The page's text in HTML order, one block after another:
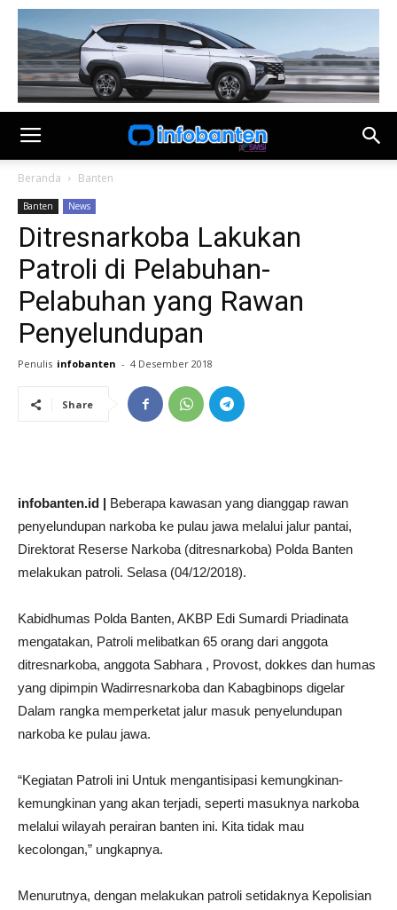
Beranda Banten
Banten News
Ditresnarkoba Lakukan
Patroli di Pelabuhan-
Pelabuhan yang Rawan
Penyelundupan
Penulis infobanten - 4 Desember 2018
Share
infobanten.id | Beberapa kawasan yang dianggap rawan
penyelundupan narkoba ke pulau jawa melalui jalur pantai,
Direktorat Reserse Narkoba (ditresnarkoba) Polda Banten
melakukan patroli. Selasa (04/12/2018).
Kabidhumas Polda Banten, AKBP Edi Sumardi Priadinata
mengatakan, Patroli melibatkan 65 orang dari anggota
ditresnarkoba, anggota Sabhara , Provost, dokkes dan humas
yang dipimpin Wadirresnarkoba dan Kabagbinops digelar
Dalam rangka memperketat jalur masuk penyelundupan
narkoba ke pulau jawa.
“Kegiatan Patroli ini Untuk mengantisipasi kemungkinan-
kemungkinan yang akan terjadi, seperti masuknya narkoba
melalui wilayah perairan banten ini. Kita tidak mau
kecolongan,” ungkapnya.
Menurutnya, dengan melakukan patroli setidaknya Kepolisian